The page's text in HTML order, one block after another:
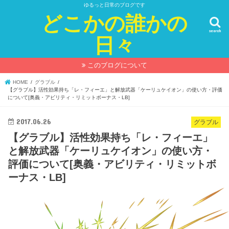
ゆるっと日常のブログです
どこかの誰かの
日々
search
このブログについて
HOME
グラブル
【グラブル】活性効果持ち「レ・フィーエ」と解放武器「ケーリュケイオン」の使い方・評価
について[奥義・アビリティ・リミットボーナス・LB]
グラブル
2017.06.26
【グラブル】活性効果持ち「レ・フィーエ」
と解放武器「ケーリュケイオン」の使い方・
評価について[奥義・アビリティ・リミットボ
ーナス・LB]